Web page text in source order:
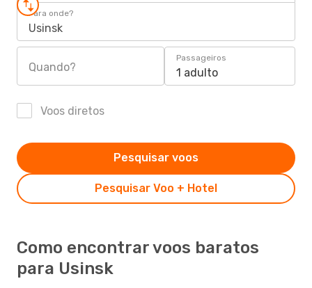
Para onde?
Usinsk
Quando?
Passageiros
1 adulto
Voos diretos
Pesquisar Voo + Hotel
Pesquisar voos
Como encontrar voos baratos
para Usinsk